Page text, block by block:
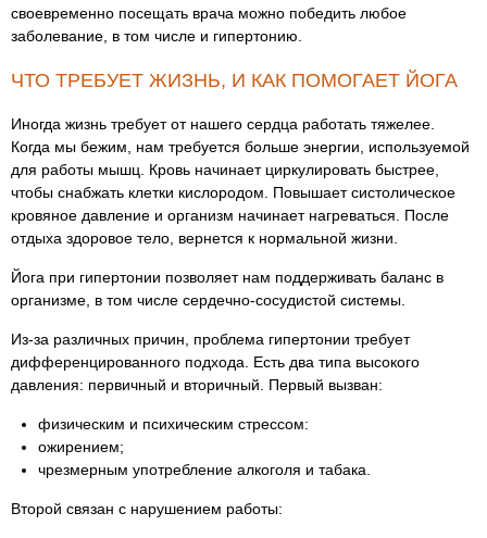
своевременно посещать врача можно победить любое
заболевание, в том числе и гипертонию.
ЧТО ТРЕБУЕТ ЖИЗНЬ, И КАК ПОМОГАЕТ ЙОГА
Иногда жизнь требует от нашего сердца работать тяжелее.
Когда мы бежим, нам требуется больше энергии, используемой
для работы мышц. Кровь начинает циркулировать быстрее,
чтобы снабжать клетки кислородом. Повышает систолическое
кровяное давление и организм начинает нагреваться. После
отдыха здоровое тело, вернется к нормальной жизни.
Йога при гипертонии позволяет нам поддерживать баланс в
организме, в том числе сердечно-сосудистой системы.
Из-за различных причин, проблема гипертонии требует
дифференцированного подхода. Есть два типа высокого
давления: первичный и вторичный. Первый вызван:
физическим и психическим стрессом:
ожирением;
чрезмерным употребление алкоголя и табака.
Второй связан с нарушением работы: